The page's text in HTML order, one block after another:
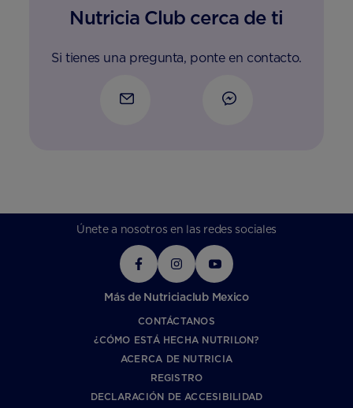
Nutricia Club cerca de ti
Si tienes una pregunta, ponte en contacto.
Únete a nosotros en las redes sociales
Más de Nutriciaclub Mexico
CONTÁCTANOS
¿CÓMO ESTÁ HECHA NUTRILON?
ACERCA DE NUTRICIA
REGISTRO
DECLARACIÓN DE ACCESIBILIDAD